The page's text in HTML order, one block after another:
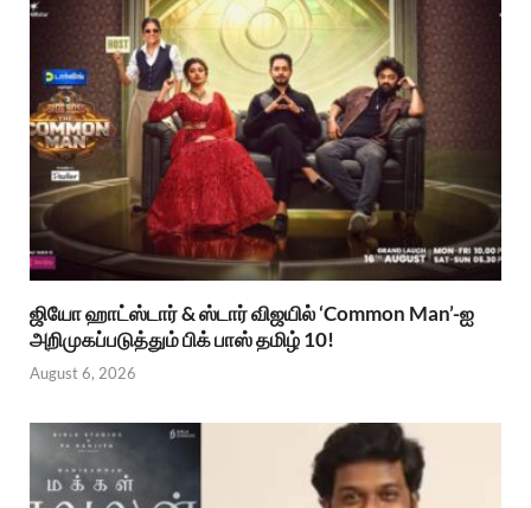
ஜியோ ஹாட்ஸ்டார் & ஸ்டார் விஜயில் ‘Common Man’-ஐ
அறிமுகப்படுத்தும் பிக் பாஸ் தமிழ் 10!
August 6, 2026